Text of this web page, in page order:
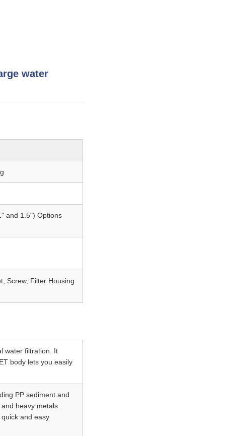
water
and 1.5") Options
Screw, Filter Housing
water filtration. It
body lets you easily
PP sediment and
heavy metals.
and easy